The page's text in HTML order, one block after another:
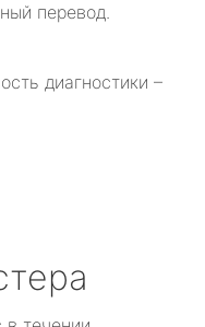
перевод.
диагностики –